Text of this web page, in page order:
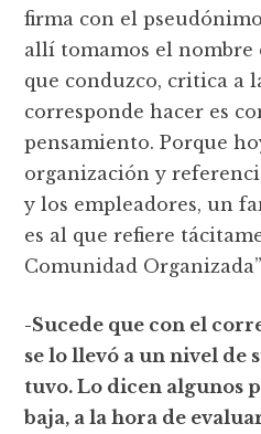
firma con el pseudónimo
allí tomamos el nombre
que conduzco, critica a
corresponde hacer es
pensamiento. Porque
organización y
y los empleadores, un
es al que refiere
Comunidad
-Sucede que con el
se lo llevó a un nivel de
tuvo. Lo dicen algunos
baja, a la hora de